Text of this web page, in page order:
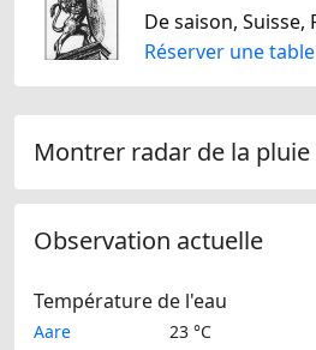
Réserver une table
Montrer radar de la pluie
Observation actuelle
Température de l'eau
Aare 23 °C